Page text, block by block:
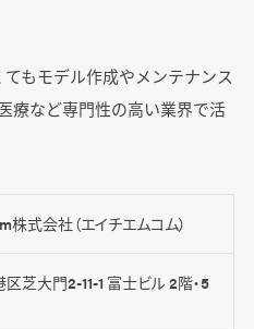
てもモデル作成やメンテナンス
療など専門性の高い業界で活
株式会社（エイチエムコム）
芝大門2-11-1 富士ビル 2階・5